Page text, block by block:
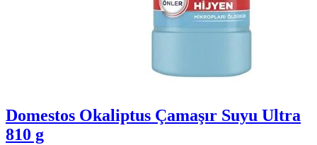
Domestos Okaliptus Çamaşır Suyu Ultra
810 g